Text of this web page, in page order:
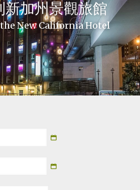
新加州景觀旅館
New California Hotel